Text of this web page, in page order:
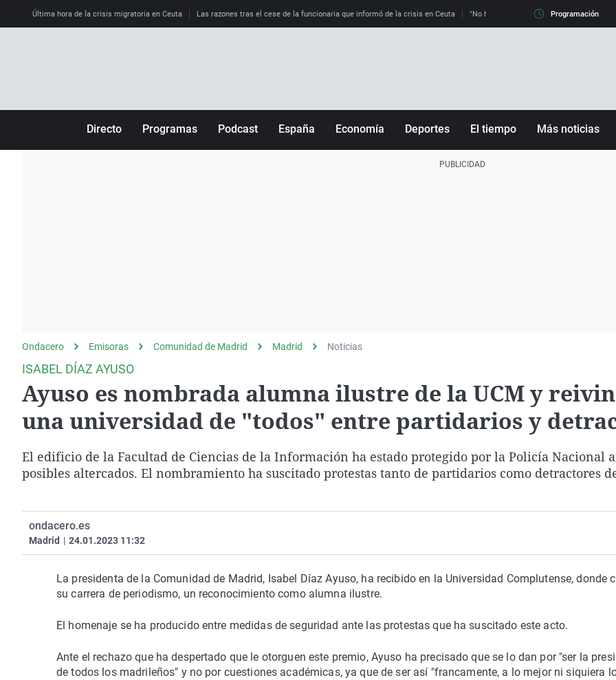
Última hora de la crisis migratoria en Ceuta Las razones tras el cese de la funcionaria que informó de la crisis en Ceuta "No hay mafias, que no nos engañen":
Programación
Directo Programas
gato
Podcast
Operación Viuda
Negra
España
Navarra
Economía Deportes El tiempo Más noticias
Ondacero Emisoras Comunidad de Madrid Madrid Noticias
ISABEL DÍAZ AYUSO
Ayuso es nombrada alumna ilustre de la UCM y
una universidad de "todos" entre partidarios y
El edificio de la Facultad de Ciencias de la Información ha estado protegido por la Policía Nacional
posibles altercados. El nombramiento ha suscitado protestas tanto de partidarios como detractores
ondacero.es
Madrid | 24.01.2023 11:32
La presidenta de la Comunidad de Madrid, Isabel Díaz Ayuso, ha recibido en la Universidad Complutense, donde
su carrera de periodismo, un reconocimiento como alumna ilustre.
El homenaje se ha producido entre medidas de seguridad ante las protestas que ha suscitado este acto.
Ante el rechazo que ha despertado que le otorguen este premio, Ayuso ha precisado que se lo dan por "ser la
de todos los madrileños" y no por cuestiones académicas, ya que de ser así "francamente, a lo mejor ni siquiera